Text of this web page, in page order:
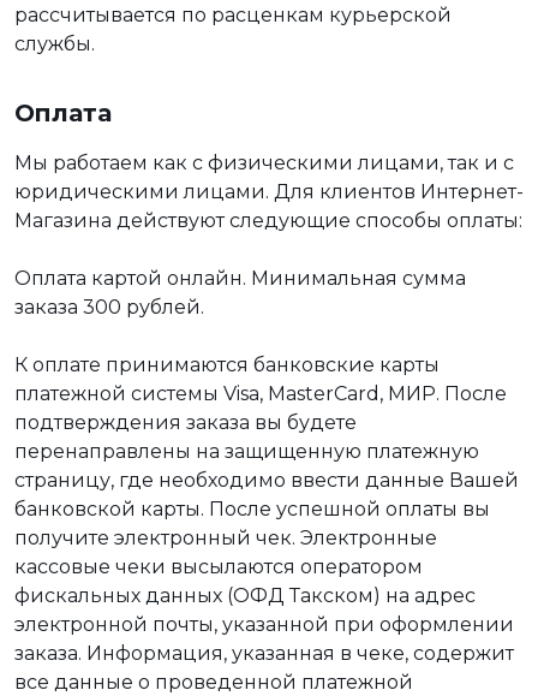
рассчитывается по расценкам курьерской
службы.
Оплата
Мы работаем как с физическими лицами, так и с
юридическими лицами. Для клиентов Интернет-
Магазина действуют следующие способы оплаты:
Оплата картой онлайн. Минимальная сумма
заказа 300 рублей.
К оплате принимаются банковские карты
платежной системы Visa, MasterCard, МИР. После
подтверждения заказа вы будете
перенаправлены на защищенную платежную
страницу, где необходимо ввести данные Вашей
банковской карты. После успешной оплаты вы
получите электронный чек. Электронные
кассовые чеки высылаются оператором
фискальных данных (ОФД Такском) на адрес
электронной почты, указанной при оформлении
заказа. Информация, указанная в чеке, содержит
все данные о проведенной платежной